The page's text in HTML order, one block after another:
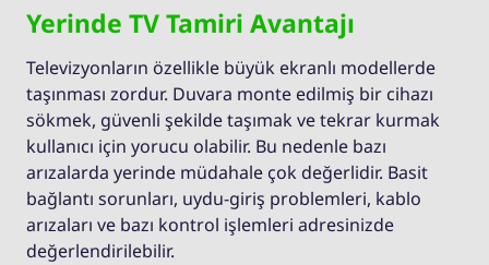
Yerinde TV Tamiri Avantajı
Televizyonların özellikle büyük ekranlı modellerde
taşınması zordur. Duvara monte edilmiş bir cihazı
sökmek, güvenli şekilde taşımak ve tekrar kurmak
kullanıcı için yorucu olabilir. Bu nedenle bazı
arızalarda yerinde müdahale çok değerlidir. Basit
bağlantı sorunları, uydu-giriş problemleri, kablo
arızaları ve bazı kontrol işlemleri adresinizde
değerlendirilebilir.